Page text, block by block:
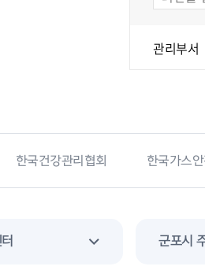
관리부서
한국가스안전공사 경기도 부
군포시